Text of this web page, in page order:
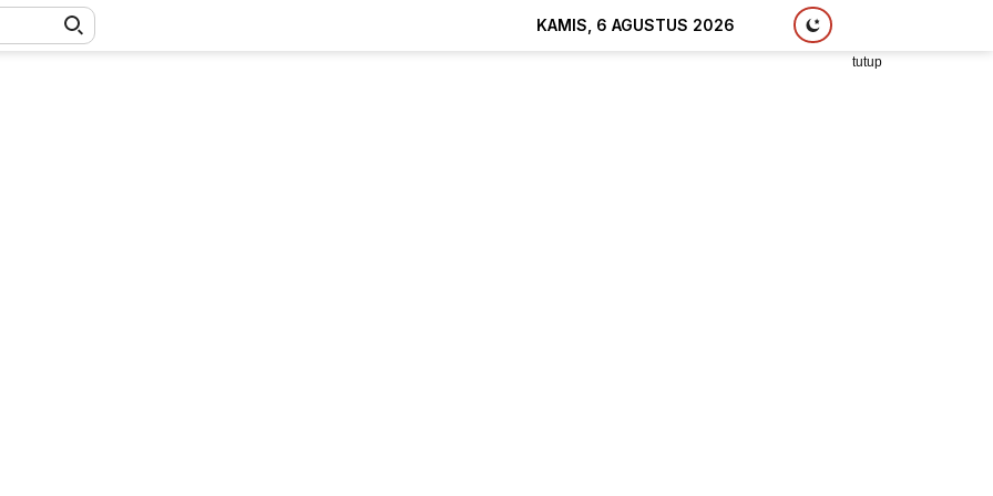
KAMIS, 6 AGUSTUS 2026
tutup